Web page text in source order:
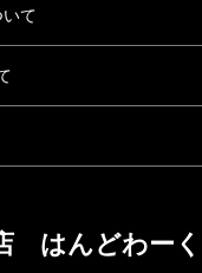
て
はんどわーく